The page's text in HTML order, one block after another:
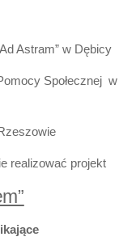
Astram” w Dębicy
Społecznej w
realizować projekt